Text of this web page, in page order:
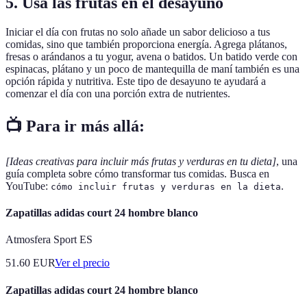
Iniciar el día con frutas no solo añade un sabor delicioso a tus
comidas, sino que también proporciona energía. Agrega plátanos,
fresas o arándanos a tu yogur, avena o batidos. Un batido verde con
espinacas, plátano y un poco de mantequilla de maní también es una
opción rápida y nutritiva. Este tipo de desayuno te ayudará a
comenzar el día con una porción extra de nutrientes.
📺 Para ir más allá:
[Ideas creativas para incluir más frutas y verduras en tu dieta], una
guía completa sobre cómo transformar tus comidas. Busca en
YouTube: cómo incluir frutas y verduras en la dieta.
Zapatillas adidas court 24 hombre blanco
Atmosfera Sport ES
51.60 EURVer el precio
Zapatillas adidas court 24 hombre blanco